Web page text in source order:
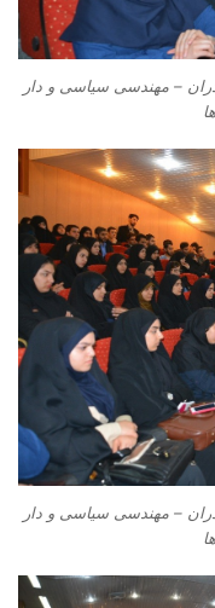
– مهندسی سیاسی و دار
– مهندسی سیاسی و دار